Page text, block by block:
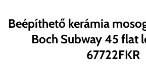
Beépíthető kerámia
Boch Subway 45 flat
67722FKR